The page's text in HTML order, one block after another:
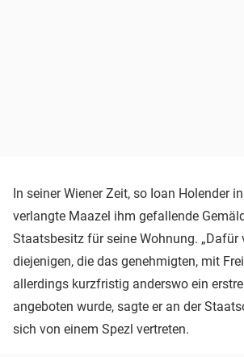
In seiner Wiener Zeit, so Ioan Holender
verlangte Maazel ihm gefallende
Staatsbesitz für seine Wohnung. „Dafür
diejenigen, die das genehmigten, mit
allerdings kurzfristig anderswo ein
angeboten wurde, sagte er an der
sich von einem Spezl vertreten.